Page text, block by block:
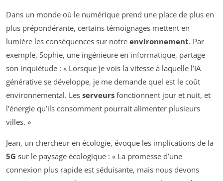
Dans un monde où le numérique prend une place de plus en
plus prépondérante, certains témoignages mettent en
lumière les conséquences sur notre environnement. Par
exemple, Sophie, une ingénieure en informatique, partage
son inquiétude : « Lorsque je vois la vitesse à laquelle l’IA
générative se développe, je me demande quel est le coût
environnemental. Les serveurs fonctionnent jour et nuit, et
l’énergie qu’ils consomment pourrait alimenter plusieurs
villes. »
Jean, un chercheur en écologie, évoque les implications de la
5G sur le paysage écologique : « La promesse d’une
connexion plus rapide est séduisante, mais nous devons